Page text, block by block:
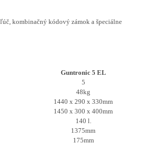
kombinačný kódový zámok a špeciálne
Guntronic 5 EL
5
48kg
1440 x 290 x 330mm
1450 x 300 x 400mm
140 l.
1375mm
175mm